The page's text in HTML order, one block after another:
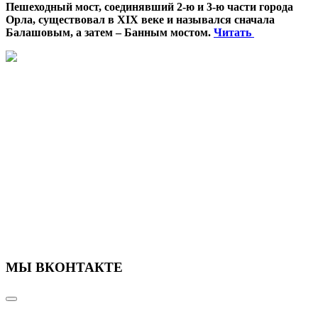
Пешеходный мост, соединявший 2-ю и 3-ю части города
Орла, существовал в XIX веке и назывался сначала
Балашовым, а затем – Банным мостом. Читать
МЫ ВКОНТАКТЕ